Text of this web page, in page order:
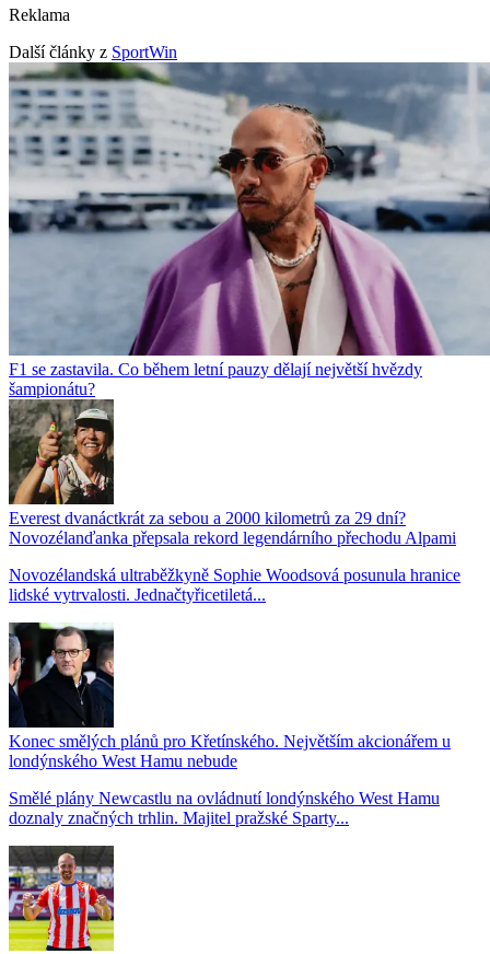
Reklama
Další články z SportWin
F1 se zastavila. Co během letní pauzy dělají největší hvězdy
šampionátu?
Everest dvanáctkrát za sebou a 2000 kilometrů za 29 dní?
Novozélanďanka přepsala rekord legendárního přechodu Alpami
Novozélandská ultraběžkyně Sophie Woodsová posunula hranice
lidské vytrvalosti. Jednačtyřicetiletá...
Konec smělých plánů pro Křetínského. Největším akcionářem u
londýnského West Hamu nebude
Smělé plány Newcastlu na ovládnutí londýnského West Hamu
doznaly značných trhlin. Majitel pražské Sparty...